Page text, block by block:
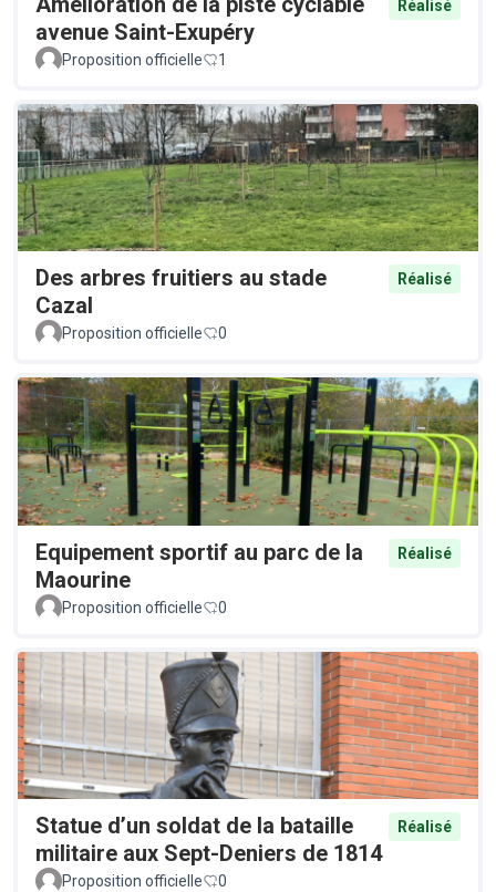
avenue Saint-Exupéry
Réalisé
Proposition officielle 1
Des arbres fruitiers au stade
Cazal
Réalisé
Proposition officielle 0
Equipement sportif au parc de la
Maourine
Réalisé
Proposition officielle 0
Statue d’un soldat de la bataille
militaire aux Sept-Deniers de 1814
Réalisé
Proposition officielle 0